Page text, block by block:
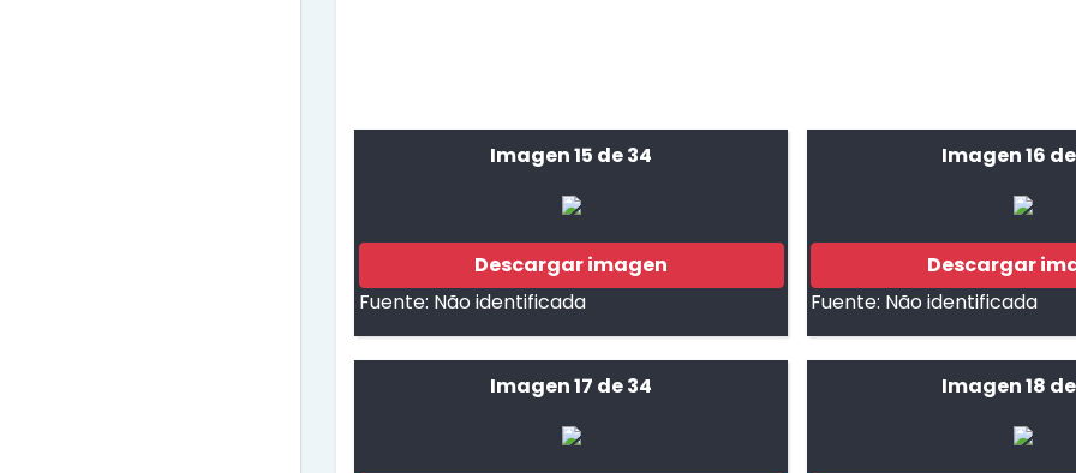
Imagen 15 de 34
Descargar imagen
Fuente: Não identificada
Imagen 16
Descargar
Fuente: Não identificada
Imagen 17 de 34 Imagen 18